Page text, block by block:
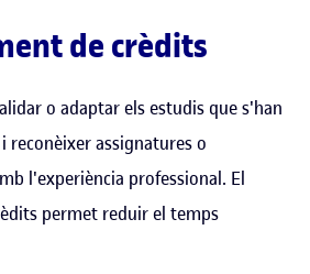
de crèdits
o adaptar els estudis que s'han
assignatures o
l'experiència professional. El
permet reduir el temps